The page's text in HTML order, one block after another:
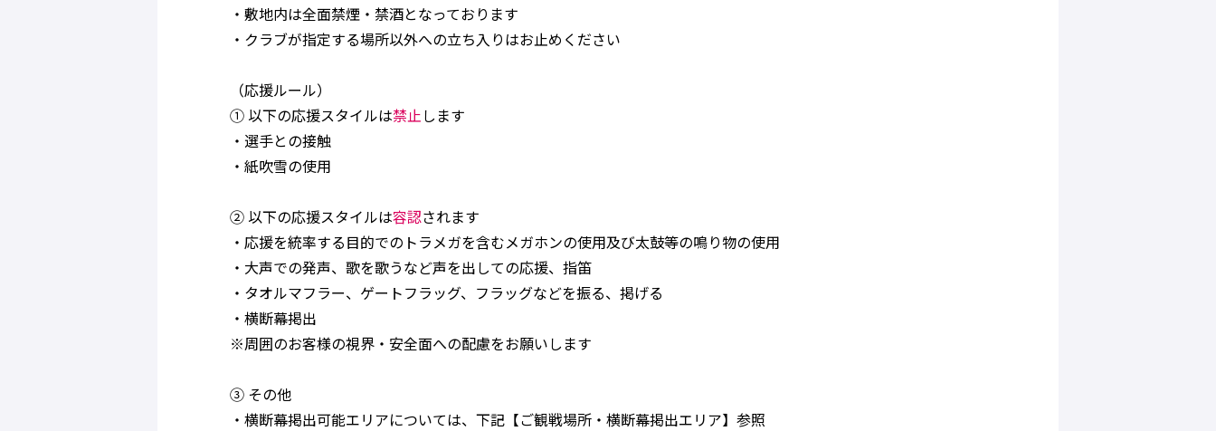
・敷地内は全面禁煙・禁酒となっております
・クラブが指定する場所以外への立ち入りはお止めください
（応援ルール）
① 以下の応援スタイルは禁止します
・選手との接触
・紙吹雪の使用
② 以下の応援スタイルは容認されます
・応援を統率する目的でのトラメガを含むメガホンの使用及び太鼓等の鳴り物の使用
・大声での発声、歌を歌うなど声を出しての応援、指笛
・タオルマフラー、ゲートフラッグ、フラッグなどを振る、掲げる
・横断幕掲出
※周囲のお客様の視界・安全面への配慮をお願いします
③ その他
・横断幕掲出可能エリアについては、下記【ご観戦場所・横断幕掲出エリア】参照